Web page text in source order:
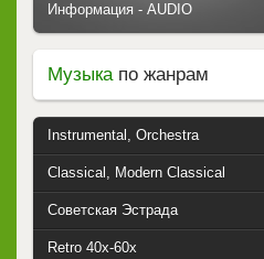
Информация - AUDIO
Музыкапо жанрам
Instrumental, Orchestra
Classical, Modern Classical
Советская Эстрада
Retro 40x-60x